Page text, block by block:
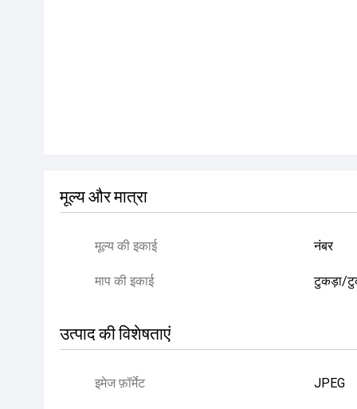
मूल्य और मात्रा
मूल्य की इकाई नंबर
माप की इकाई टुकड़ा/
उत्पाद की विशेषताएं
इमेज फ़ॉर्मेट JPEG